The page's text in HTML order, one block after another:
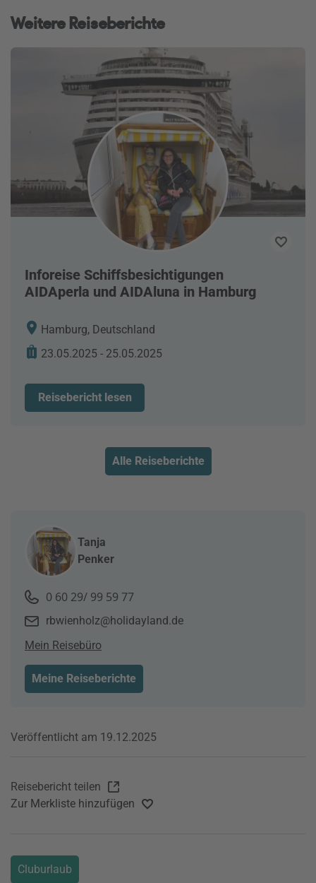
Weitere Reiseberichte
Inforeise Schiffsbesichtigungen
AIDAperla und AIDAluna in Hamburg
Hamburg, Deutschland
23.05.2025 - 25.05.2025
Reisebericht lesen
Alle Reiseberichte
Tanja
Penker
0 60 29/ 99 59 77
rbwienholz@holidayland.de
Mein Reisebüro
Meine Reiseberichte
Veröffentlicht am 19.12.2025
Reisebericht teilen
Zur Merkliste hinzufügen
Cluburlaub